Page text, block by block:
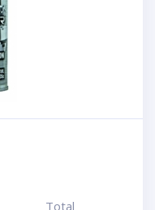
Total